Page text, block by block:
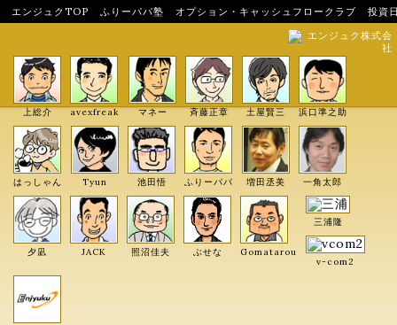
エンジュクTOP ふりーパパ塾 オプション・キャッシュフロークラブ
投資
エンジュク株式会
社
上総介 avexfreak マネー 斉藤正章 土屋賢三 浜口準之助
はっしゃん Tyun 池田悟 ふりーパパ 増田丞美 一角太郎
夕凪 JACK 照沼佳夫 ぶせな Gomatarou
三浦隆
v-com2